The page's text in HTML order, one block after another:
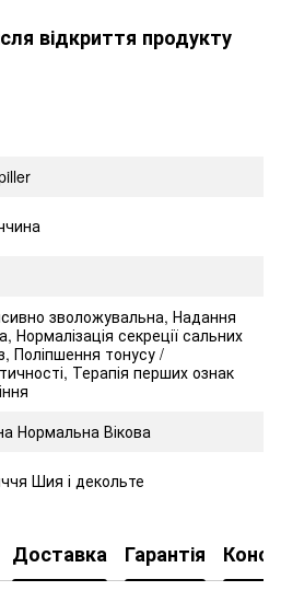
відкриття продукту
зволожувальна, Надання
, Нормалізація секреції сальних
, Поліпшення тонусу /
, Терапія перших ознак
Нормальна Вікова
Шия і декольте
Доставка Гарантія